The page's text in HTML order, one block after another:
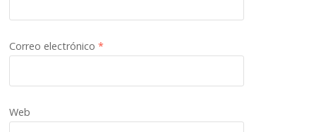
Correo electrónico*
Web